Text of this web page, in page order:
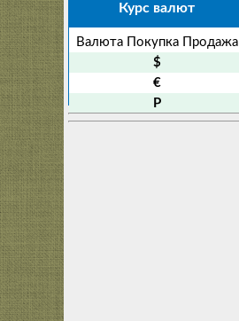
Курс валют
Валюта Покупка
Продажа
$
€
P